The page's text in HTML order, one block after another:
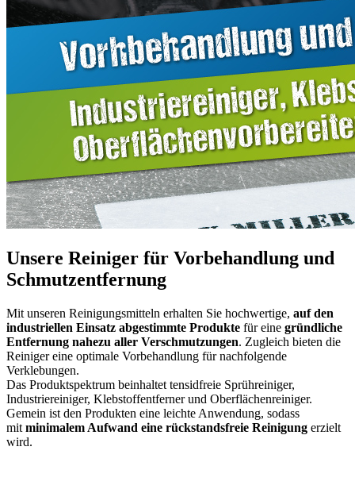
Unsere Reiniger für Vorbehandlung und
Schmutzentfernung
Mit unseren Reinigungsmitteln erhalten Sie hochwertige, auf den
industriellen Einsatz abgestimmte Produkte für eine gründliche
Entfernung nahezu aller Verschmutzungen. Zugleich bieten die
Reiniger eine optimale Vorbehandlung für nachfolgende
Verklebungen.
Das Produktspektrum beinhaltet tensidfreie Sprühreiniger,
Industriereiniger, Klebstoffentferner und Oberflächenreiniger.
Gemein ist den Produkten eine leichte Anwendung, sodass
mit minimalem Aufwand eine rückstandsfreie Reinigung erzielt
wird.